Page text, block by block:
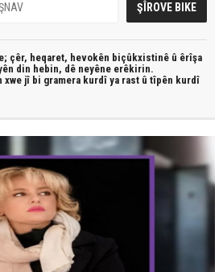
çêr, heqaret, hevokên biçûkxistinê û êrîşa
din hebin, dê neyêne erêkirin.
xwe jî bi gramera kurdî ya rast û tîpên kurdî